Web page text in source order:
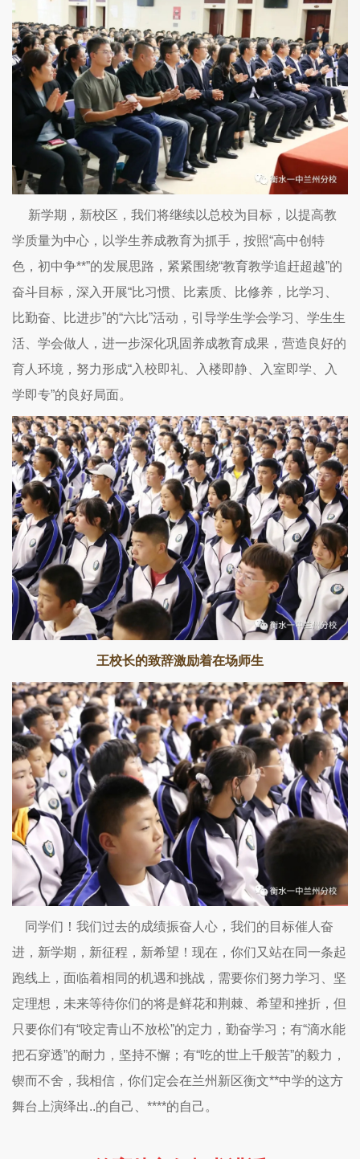
新学期，新校区，我们将继续以总校为目标，以提高教
学质量为中心，以学生养成教育为抓手，按照“高中创特
色，初中争**”的发展思路，紧紧围绕“教育教学追赶超越”的
奋斗目标，深入开展“比习惯、比素质、比修养，比学习、
比勤奋、比进步”的“六比”活动，引导学生学会学习、学生生
活、学会做人，进一步深化巩固养成教育成果，营造良好的
育人环境，努力形成“入校即礼、入楼即静、入室即学、入
学即专”的良好局面。
王校长的致辞激励着在场师生
同学们！我们过去的成绩振奋人心，我们的目标催人奋
进，新学期，新征程，新希望！现在，你们又站在同一条起
跑线上，面临着相同的机遇和挑战，需要你们努力学习、坚
定理想，未来等待你们的将是鲜花和荆棘、希望和挫折，但
只要你们有“咬定青山不放松”的定力，勤奋学习；有“滴水能
把石穿透”的耐力，坚持不懈；有“吃的世上千般苦”的毅力，
锲而不舍，我相信，你们定会在兰州新区衡文**中学的这方
舞台上演绎出..的自己、****的自己。